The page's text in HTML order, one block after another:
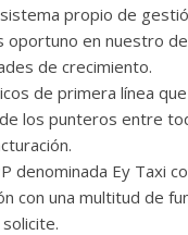
propio de
oportuno en nuestro
de crecimiento.
de primera línea que
los punteros entre
denominada Ey Taxi
con una multitud de